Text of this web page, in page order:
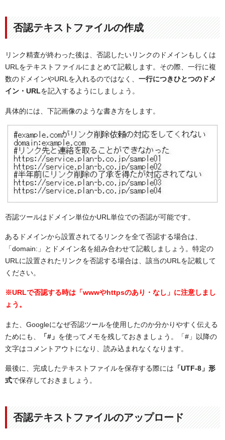
否認テキストファイルの作成
リンク精査が終わった後は、否認したいリンクのドメインもしくは
URLをテキストファイルにまとめて記載します。その際、一行に複
数のドメインやURLを入れるのではなく、 一行につきひとつのドメ
イン・URLを記入するようにしましょう。
具体的には、下記画像のような書き方をします。
否認ツールはドメイン単位かURL単位での否認が可能です。
あるドメインから設置されてるリンクを全て否認する場合は、
「domain:」とドメイン名を組み合わせて記載しましょう。特定の
URLに設置されたリンクを否認する場合は、該当のURLを記載して
ください。
※URLで否認する時は「wwwやhttpsのあり・なし」に注意しまし
ょう。
また、Googleになぜ否認ツールを使用したのか分かりやすく伝える
ためにも、
「#」 を使ってメモを残しておきましょう。「#」以降の
文字はコメントアウトになり、読み込まれなくなります。
最後に、完成したテキストファイルを保存する際には 「UTF-8」形
式で保存しておきましょう。
否認テキストファイルのアップロード